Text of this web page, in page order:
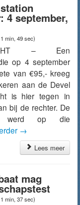
4 september,
min, 49 sec)
– Een
op 4 september
van €95,- kreeg
aan de Devel
is hier tegen in
bij de rechter. De
werd op die
→
Lees meer
mag
min, 37 sec)